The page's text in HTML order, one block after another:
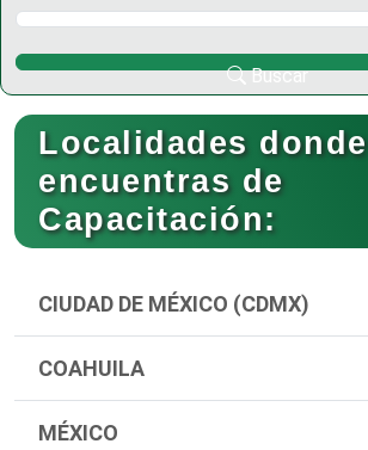
Selecciona un Municipio
Buscar
Localidades donde
encuentras de
Capacitación:
CIUDAD DE MÉXICO (CDMX)
COAHUILA
MÉXICO